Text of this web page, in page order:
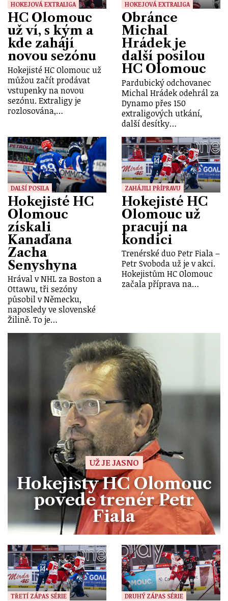
HOKEJOVÁ EXTRALIGA
HC Olomouc
už ví, s kým a
kde zahájí
novou sezónu
Hokejisté HC Olomouc už
můžou začít prodávat
vstupenky na novou
sezónu. Extraligy je
rozlosována,…
HOKEJOVÁ EXTRALIGA
Obránce
Michal
Hrádek je
další posilou
HC Olomouc
Pardubický odchovanec
Michal Hrádek odehrál za
Dynamo přes 150
extraligových utkání,
další desítky…
DALŠÍ POSILA
Hokejisté HC
Olomouc
získali
Kanaďana
Zacha
Senyshyna
Hrával v NHL za Boston a
Ottawu, tři sezóny
působil v Německu,
naposledy ve slovenské
Žilině. To je…
ZAHÁJILI PŘÍPRAVU
Hokejisté HC
Olomouc už
pracují na
kondici
Trenérské duo Petr Fiala –
Petr Svoboda už je v akci.
Hokejistům HC Olomouc
začala příprava na…
UŽ JE JASNO
Hokejisty HC Olomouc
povede trenér Petr
Fiala
TŘETÍ ZÁPAS SÉRIE DRUHÝ ZÁPAS SÉRIE